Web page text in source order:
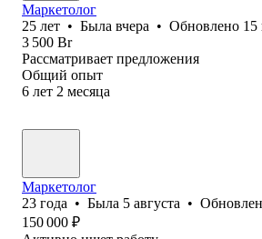
Маркетолог
25 лет • Была вчера • Обновлено 15
3 500 Br
Рассматривает предложения
Общий опыт
6 лет 2 месяца
Маркетолог
23 года • Была 5 августа •
150 000 ₽